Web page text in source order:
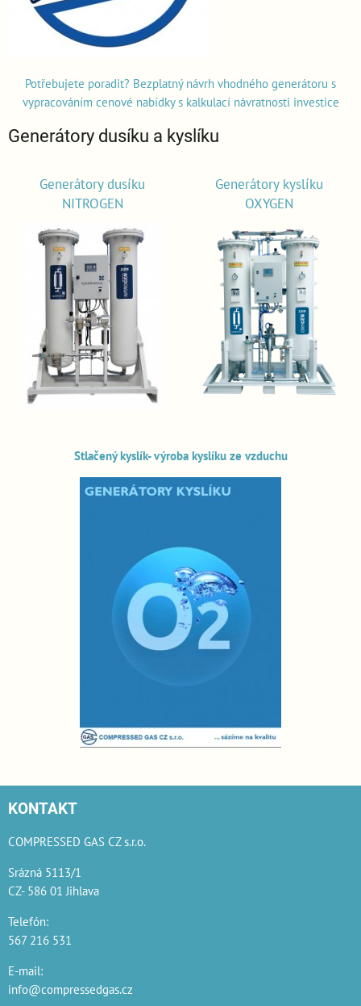
Potřebujete poradit? Bezplatný návrh vhodného generátoru s
vypracováním cenové nabídky s kalkulací návratnosti investice
Generátory dusíku a kyslíku
Generátory dusíku
NITROGEN
Generátory kyslíku
OXYGEN
Stlačený kyslík- výroba kyslíku ze vzduchu
KONTAKT
COMPRESSED GAS CZ s.r.o.
Srázná 5113/1
CZ- 586 01 Jihlava
Telefón:
567 216 531
E-mail:
info@compressedgas.cz